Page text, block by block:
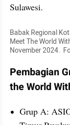
Sulawesi.
Babak Regional
Meet The World
November 2024.
Pembagian
the World
Grup A: